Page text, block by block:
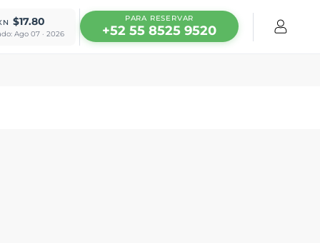
$17.80
Ago 07 · 2026
PARA RESERVAR
+52 55 8525 9520